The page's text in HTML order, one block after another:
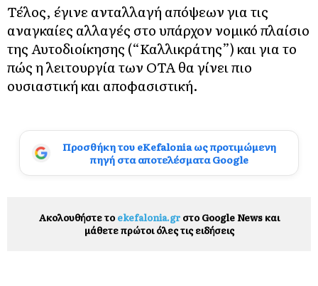
Τέλος, έγινε ανταλλαγή απόψεων για τις
αναγκαίες αλλαγές στο υπάρχον νομικό πλαίσιο
της Αυτοδιοίκησης (“Καλλικράτης”) και για το
πώς η λειτουργία των ΟΤΑ θα γίνει πιο
ουσιαστική και αποφασιστική.
Προσθήκη του eKefalonia ως προτιμώμενη
πηγή στα αποτελέσματα Google
Ακολουθήστε το ekefalonia.grστο Google News και
μάθετε πρώτοι όλες τις ειδήσεις